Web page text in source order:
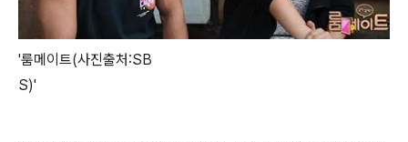
'룸메이트(사진출처:SB
S)'